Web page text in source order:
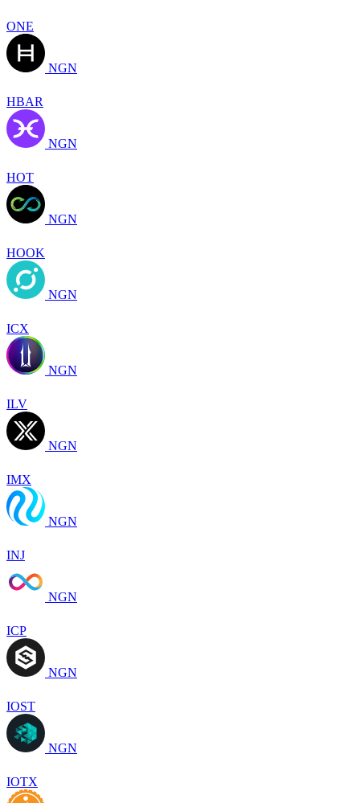
ONE
NGN
HBAR
NGN
HOT
NGN
HOOK
NGN
ICX
NGN
ILV
NGN
IMX
NGN
INJ
NGN
ICP
NGN
IOST
NGN
IOTX